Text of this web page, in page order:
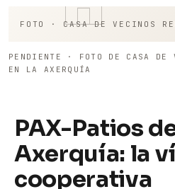
FOTO · CASA DE VECINOS
PENDIENTE · FOTO DE CASA DE
EN LA AXERQUÍA
PAX-Patios
Axerquía: la
cooperativa